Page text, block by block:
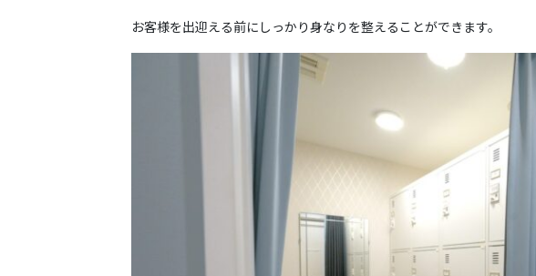
お客様を出迎える前にしっかり身なりを整えることができます。